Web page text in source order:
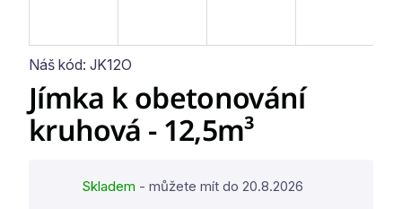
Náš kód: JK12O
Jímka k obetonování
kruhová - 12,5m³
Skladem - můžete mít do 20.8.2026